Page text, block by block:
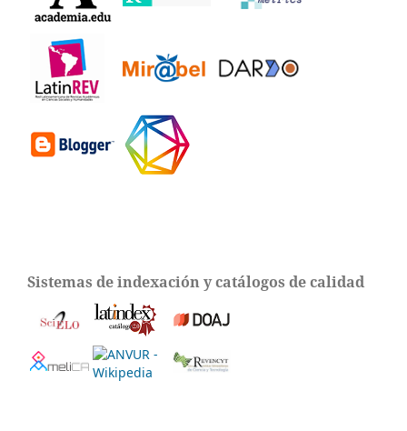
Sistemas de indexación y catálogos de calidad